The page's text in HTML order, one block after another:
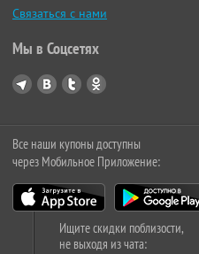
Связаться с нами
Мы в Соцсетях
Все наши купоны доступны
через Мобильное Приложение:
Ищите скидки поблизости,
не выходя из чата: